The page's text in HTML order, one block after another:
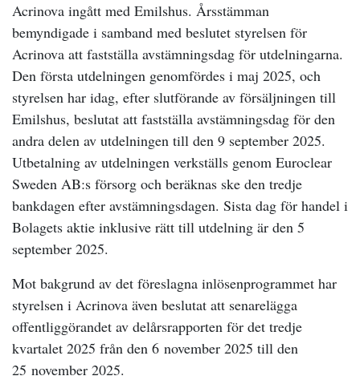
Acrinova ingått med Emilshus. Årsstämman
bemyndigade i samband med beslutet styrelsen för
Acrinova att fastställa avstämningsdag för utdelningarna.
Den första utdelningen genomfördes i maj 2025, och
styrelsen har idag, efter slutförande av försäljningen till
Emilshus, beslutat att fastställa avstämningsdag för den
andra delen av utdelningen till den 9 september 2025.
Utbetalning av utdelningen verkställs genom Euroclear
Sweden AB:s försorg och beräknas ske den tredje
bankdagen efter avstämningsdagen. Sista dag för handel i
Bolagets aktie inklusive rätt till utdelning är den 5
september 2025.
Mot bakgrund av det föreslagna inlösenprogrammet har
styrelsen i Acrinova även beslutat att senarelägga
offentliggörandet av delårsrapporten för det tredje
kvartalet 2025 från den 6 november 2025 till den
25 november 2025.